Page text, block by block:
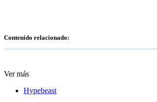
Contenido relacionado:
Ver más
Hypebeast